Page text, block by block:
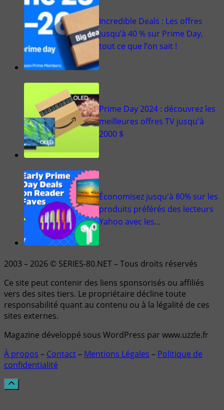
Incredible Deals : Les offres
jusqu’à 40 % sur Prime Day,
tout ce que l’on sait !
Prime Day 2024 : découvrez les
meilleures offres TV jusqu'à
2000 $
Économisez jusqu'à 80% sur les
produits préférés des lecteurs
Yahoo avec les…
2003 – 2026 © SERIES-80.NET – Tous droits réservés
Ce site peut contenir des liens sponsorisés ou affiliés
vers des sites tiers. Le propriétaire décline toute
responsabilité quant au contenu ou à la légalité de ces
sites externes.
Magazine développé sous WordPress par www.uzzle.fr
À propos – Contact– Mentions Légales – Politique de
confidentialité